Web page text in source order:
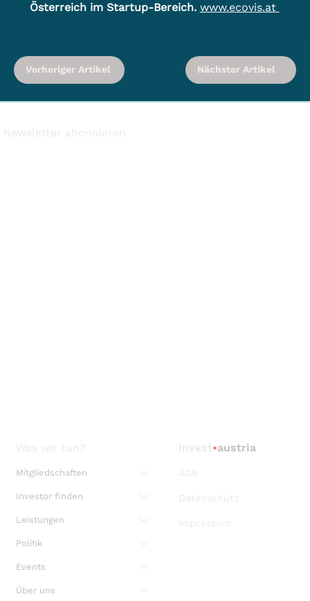
Österreich im Startup-Bereich. www.ecovis.at
Vorheriger Artikel Nächster Artikel
Was wir tun?
Mitgliedschaften
Investor finden
Leistungen
Politik
Events
Über uns
invest•austria
AGB
Datenschutz
Impressum
Newsletter abonnieren